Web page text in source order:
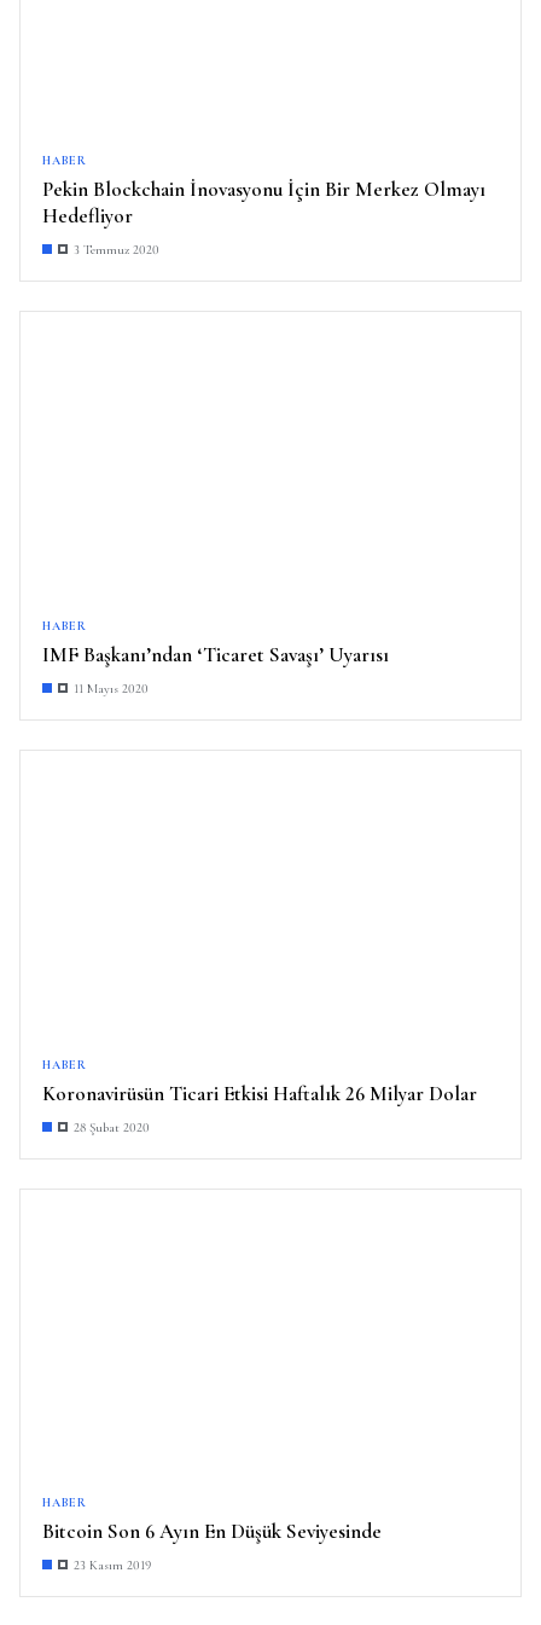
HABER
Pekin Blockchain İnovasyonu İçin Bir Merkez Olmayı
Hedefliyor
3 Temmuz 2020
HABER
IMF Başkanı’ndan ‘Ticaret Savaşı’ Uyarısı
11 Mayıs 2020
HABER
Koronavirüsün Ticari Etkisi Haftalık 26 Milyar Dolar
28 Şubat 2020
HABER
Bitcoin Son 6 Ayın En Düşük Seviyesinde
23 Kasım 2019